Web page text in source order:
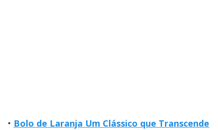
• Bolo de Laranja Um Clássico que Transcende